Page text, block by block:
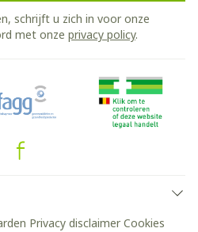
schrijft u zich in voor onze
met onze privacy policy.
Privacy disclaimer Cookies